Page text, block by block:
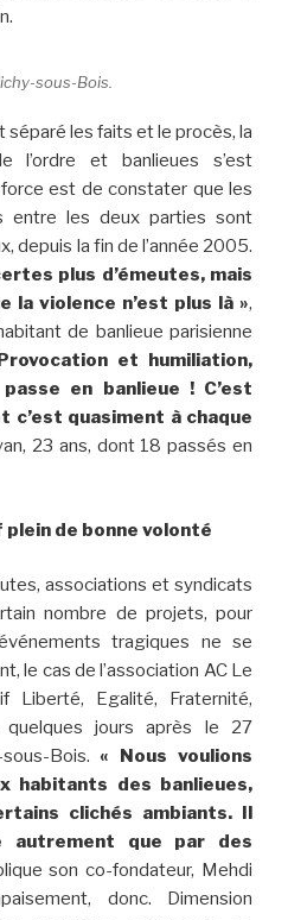
sous-Bois.
séparé les faits et le procès, la
l’ordre et banlieues s’est
est de constater que les
entre les deux parties sont
depuis la fin de l’année 2005.
plus d’émeutes, mais
la violence n’est plus là »,
de banlieue parisienne
et humiliation,
en banlieue ! C’est
c’est quasiment à chaque
23 ans, dont 18 passés en
de bonne volonté
associations et syndicats
nombre de projets, pour
tragiques ne se
le cas de l’association AC Le
Liberté, Egalité, Fraternité,
quelques jours après le 27
Bois.« Nous voulions
habitants des banlieues,
clichés ambiants. Il
autrement que par des
son co-fondateur, Mehdi
donc. Dimension